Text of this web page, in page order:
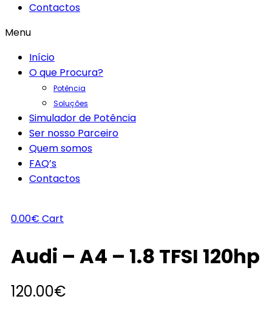
Contactos
Menu
Início
O que Procura?
Potência
Soluções
Simulador de Potência
Ser nosso Parceiro
Quem somos
FAQ’s
Contactos
0.00€ Cart
Audi – A4 – 1.8 TFSI 120hp
120.00€